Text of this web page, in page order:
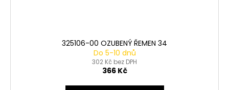
325106-00 OZUBENÝ ŘEMEN 34
Do 5-10 dnů
302 Kč bez DPH
366 Kč